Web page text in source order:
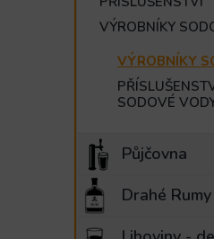
VÝROBNÍKY
VÝROBNÍKY
SODOVÉ
Půjčovna
Drahé